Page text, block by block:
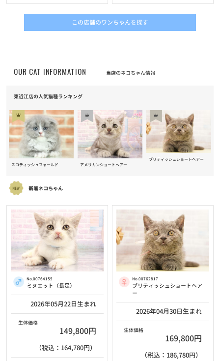
この店舗のワンちゃんを探す
OUR CAT INFORMATION 当店のネコちゃん情報
東近江店の人気猫種ランキング
スコティッシュフォールド アメリカンショートヘアー
ブリティッシュショートヘアー
新着ネコちゃん
No.00764155
ミヌエット（長足）
2026年05月22日生まれ
生体価格
149,800円
（税込：164,780円）
No.00762817
ブリティッシュショートヘア
ー
2026年04月30日生まれ
生体価格
169,800円
（税込：186,780円）